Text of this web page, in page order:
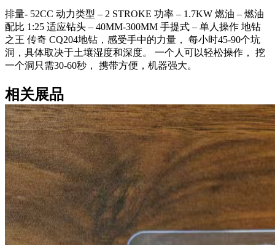
排量- 52CC 动力类型 – 2 STROKE 功率 – 1.7KW 燃油 – 燃油
配比 1:25 适应钻头 – 40MM-300MM 手提式 – 单人操作 地钻
之王 传奇 CQ204地钻，感受手中的力量， 每小时45-90个坑
洞，具体取决于土壤湿度和深度。 一个人可以轻松操作， 挖
一个洞只需30-60秒， 携带方便，机器强大。
相关展品